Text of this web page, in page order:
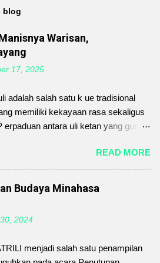
blog
Warisan,
17, 2025
adalah salah satu k ue tradisional
memiliki kekayaan rasa sekaligus
erpaduan antara uli ketan yang gurih
tetapi di dalamnya tersimpan nilai
kebersamaan, dan warisan
tak ternilai. Sejak dahulu, tape uli
dalam acara keluarga, menjadi
mengajarkan kesabaran,
generasi. Di tengah gempuran
READ MORE
Budaya Minahasa
2024
menjadi salah satu penampilan